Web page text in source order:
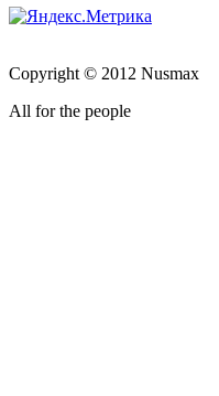
Copyright © 2012 Nusmax
All for the people